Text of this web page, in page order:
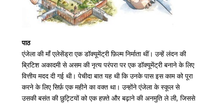
पाठ
एंजेला की माँ एलेसेंड्रा एक डॉक्यूमेंट्री फ़िल्म निर्माता थीं। उन्हें लंदन की
ब्रिटिश अकादमी से असम की नृत्य परंपरा पर एक डॉक्यूमेंट्री बनाने के लिए
वित्तीय मदद दी गई थी। पेचीदा बात यह थी कि उनके पास इस काम को पूरा
करने के लिए सिर्फ़ एक महीने का वक्‍त था। उन्होंने एंजेला के स्कूल से
उसकी बसंत की छुट्टियों को एक हफ़्ते और बढ़ाने की अनमुति ले ली, जिससे